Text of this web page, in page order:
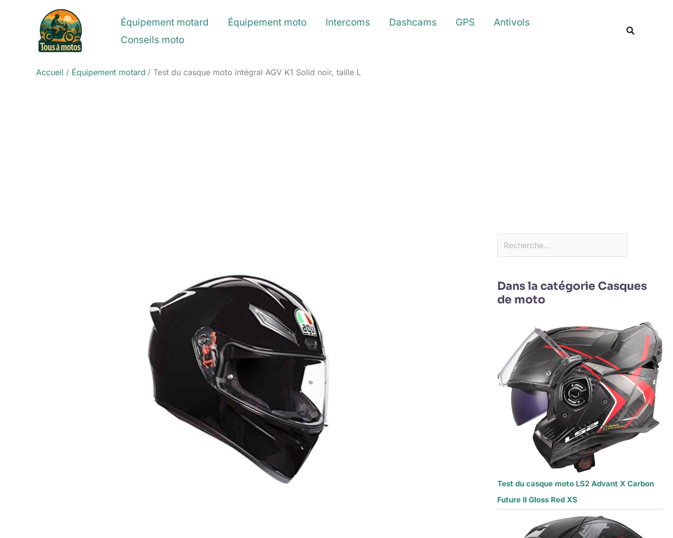
Équipement motard Équipement moto Intercoms Dashcams GPS
Antivols
Conseils moto
Accueil Équipement motard Test du casque moto intégral AGV K1 Solid noir, taille L
Dans la catégorie Casques
de moto
Test du casque moto LS2 Advant X Carbon
Future II Gloss Red XS